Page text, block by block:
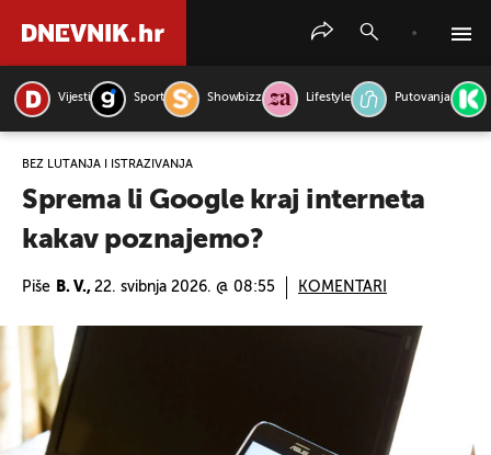
Vijesti Sport Showbizz Lifestyle Putovanja
BEZ LUTANJA I ISTRAŽIVANJA
Sprema li Google kraj interneta
kakav poznajemo?
Piše B. V., 22. svibnja 2026. @ 08:55 KOMENTARI
PRETRAŽITE VIJESTI